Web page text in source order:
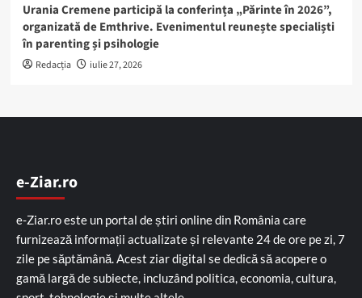
Urania Cremene participă la conferința „Părinte în 2026”,
organizată de Emthrive. Evenimentul reunește specialiști
în parenting și psihologie
Redacția iulie 27, 2026
e-Ziar.ro
e-Ziar.ro este un portal de știri online din România care
furnizează informații actualizate și relevante 24 de ore pe zi, 7
zile pe săptămână. Acest ziar digital se dedică să acopere o
gamă largă de subiecte, incluzând politica, economia, cultura,